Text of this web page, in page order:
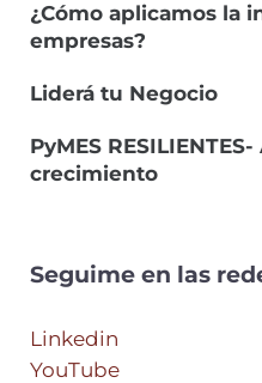
¿Cómo aplicamos la
empresas?
Liderá tu Negocio
PyMES
crecimiento
Seguime en las
Linkedin
YouTube